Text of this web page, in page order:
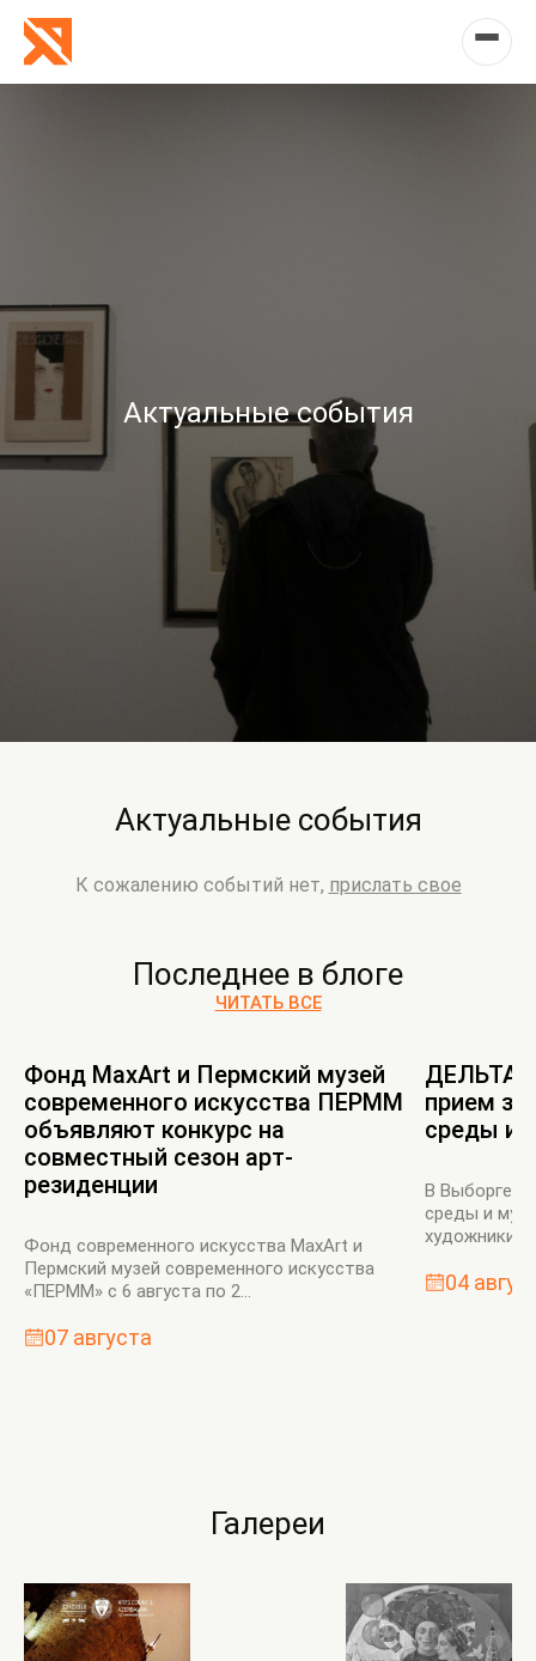
Актуальные события
Актуальные события
К сожалению событий нет, прислать свое
Последнее в блоге
ЧИТАТЬ ВСЕ
Фонд MaxArt и Пермский музей
современного искусства ПЕРММ
объявляют конкурс на
совместный сезон арт-
резиденции
Фонд современного искусства MaxArt и
Пермский музей современного искусства
«ПЕРММ» с 6 августа по 2...
07 августа
прием
среды и
В Выборге
среды и
художники
04
Галереи